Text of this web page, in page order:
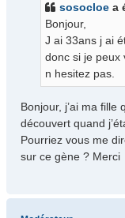
sosocloe a
Bonjour,
J ai 33ans j ai
donc si je peux
n hesitez pas.
Bonjour, j’ai ma fille
découvert quand
Pourriez vous me
sur ce gène ? Merci